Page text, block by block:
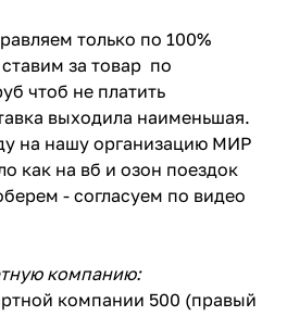
только по 100%
за товар по
чтоб не платить
выходила наименьшая.
на нашу организацию МИР
как на вб и озон поездок
- согласуем по видео
компанию:
компании 500 (правый